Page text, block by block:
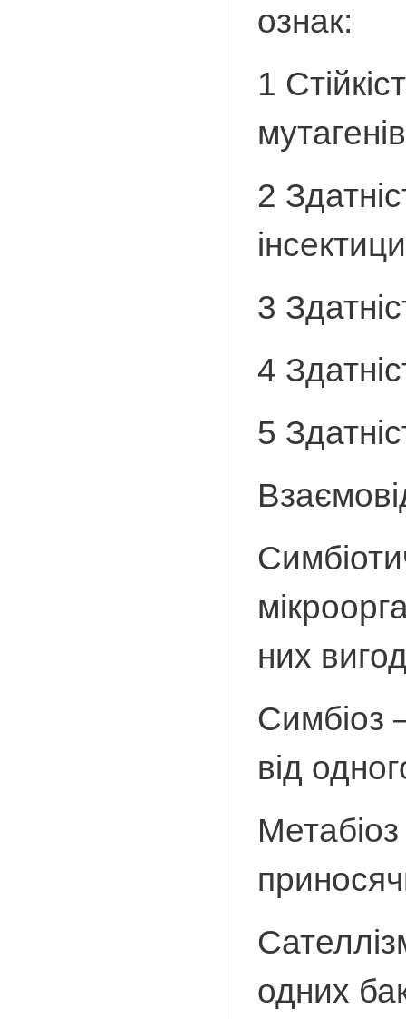
ознак:
1
2
3
4
5
них
Симбіоз
від
одних